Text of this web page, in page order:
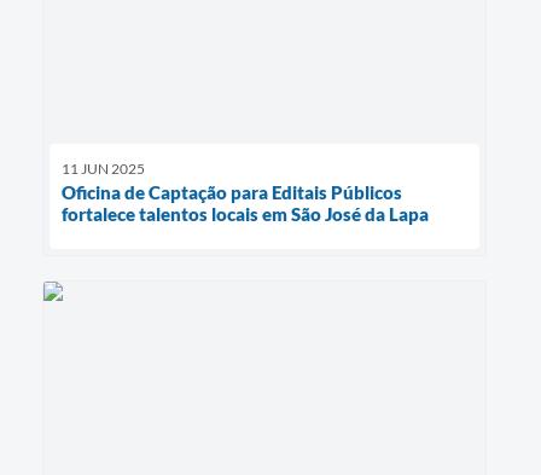
11 JUN 2025
Oficina de Captação para Editais Públicos
fortalece talentos locais em São José da Lapa